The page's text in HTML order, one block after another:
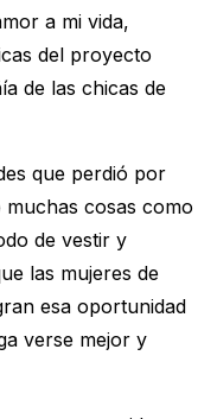
a mi vida,
del proyecto
de las chicas de
que perdió por
cosas como
de vestir y
las mujeres de
esa oportunidad
verse mejor y